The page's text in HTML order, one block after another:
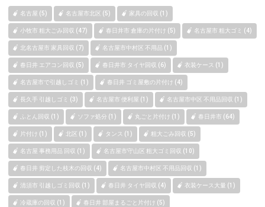
名古屋 (5) 名古屋市北区 (5) 家具の回収 (1)
小牧市 粗大ごみ回収 (47) 春日井市 倉庫の片付け (5) 名古屋市 粗大ゴミ (4)
北名古屋市 家具回収 (7) 名古屋市中村区 不用品 (1)
春日井 エアコン回収 (5) 春日井市 タイヤ回収 (6) 衣装ケース (1)
名古屋市で引越しゴミ (1) 春日井 ゴミ屋敷の片付け (4)
長久手 引越しゴミ (3) 名古屋市 便利屋 (1) 名古屋市中区 不用品回収 (1)
ふとん回収 (1) ソファ処分 (1) 丸ごと片付け (1) 春日井市 (64)
片付け (1) 北区 (1) タンス (1) 粗大ごみ回収 (5)
名古屋 事務用品 回収 (1) 名古屋市守山区 粗大ゴミ回収 (10)
春日井 剪定した枝木の回収 (4) 名古屋市中村区 不用品回収 (1)
清須市 引越しゴミ回収 (1) 春日井 タイヤ回収 (4) 衣装ケース大量 (1)
冷蔵庫の回収 (1) 春日井 部屋まるごと片付け (5)